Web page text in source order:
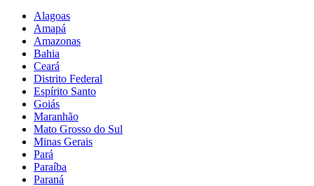
Alagoas
Amapá
Amazonas
Bahia
Ceará
Distrito Federal
Espírito Santo
Goiás
Maranhão
Mato Grosso do Sul
Minas Gerais
Pará
Paraíba
Paraná